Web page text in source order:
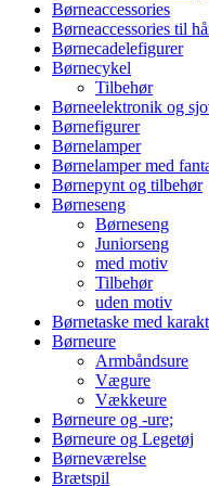
Børneaccessories
Børneaccessories til
Børnecadelefigurer
Børnecykel
Tilbehør
Børneelektronik og
Børnefigurer
Børnelamper
Børnelamper med
Børnepynt og tilbehør
Børneseng
Børneseng
Juniorseng
med motiv
Tilbehør
uden motiv
Børnetaske med
Børneure
Armbåndsure
Vægure
Vækkeure
Børneure og -ure;
Børneure og Legetøj
Børneværelse
Brætspil